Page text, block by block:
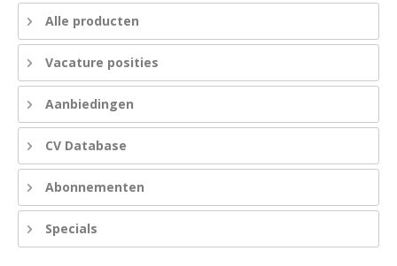
Alle producten
Vacature posities
Aanbiedingen
CV Database
Abonnementen
Specials